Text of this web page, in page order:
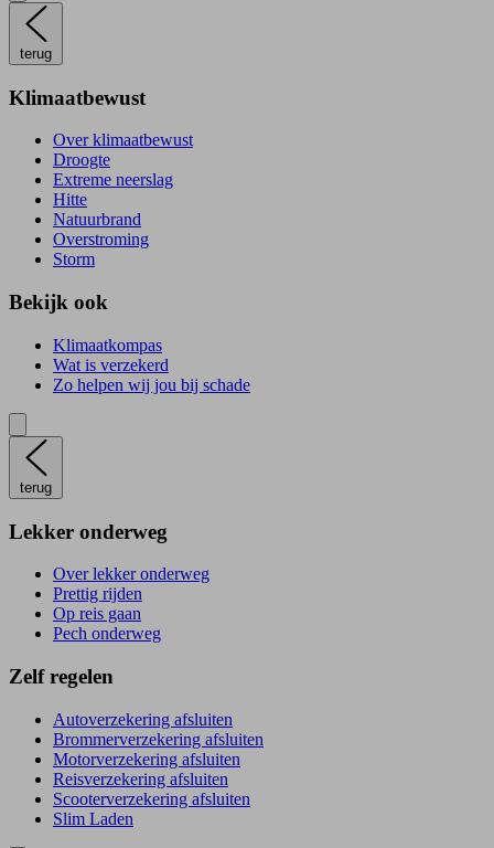
terug
Klimaatbewust
Over klimaatbewust
Droogte
Extreme neerslag
Hitte
Natuurbrand
Overstroming
Storm
Bekijk ook
Klimaatkompas
Wat is verzekerd
Zo helpen wij jou bij schade
terug
Lekker onderweg
Over lekker onderweg
Prettig rijden
Op reis gaan
Pech onderweg
Zelf regelen
Autoverzekering afsluiten
Brommerverzekering afsluiten
Motorverzekering afsluiten
Reisverzekering afsluiten
Scooterverzekering afsluiten
Slim Laden